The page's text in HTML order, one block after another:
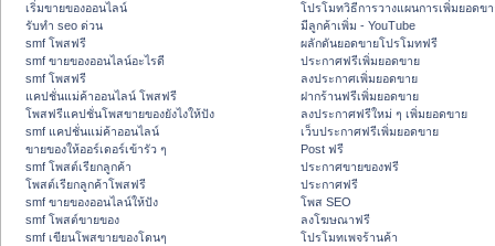
เริ่มขายของออนไลน์
รับทำ seo ด่วน
smf โพสฟรี
smf ขายของออนไลน์อะไรดี
smf โพสฟรี
แคปชั่นแม่ค้าออนไลน์ โพสฟรี
โพสฟรีแคปชั่นโพสขายของยังไงให้ปัง
smf แคปชั่นแม่ค้าออนไลน์
ขายของให้ออร์เดอร์เข้ารัว ๆ
smf โพสต์เรียกลูกค้า
โพสต์เรียกลูกค้าโพสฟรี
smf ขายของออนไลน์ให้ปัง
smf โพสต์ขายของ
smf เขียนโพสขายของโดนๆ
โปรโมทวิธีการวางแผนการเพิ่มยอดข
มีลูกค้าเพิ่ม - YouTube
ผลักดันยอดขายโปรโมทฟรี
ประกาศฟรีเพิ่มยอดขาย
ลงประกาศเพิ่มยอดขาย
ฝากร้านฟรีเพิ่มยอดขาย
ลงประกาศฟรีใหม่ ๆ เพิ่มยอดขาย
เว็บประกาศฟรีเพิ่มยอดขาย
Post ฟรี
ประกาศขายของฟรี
ประกาศฟรี
โพส SEO
ลงโฆษณาฟรี
โปรโมทเพจร้านค้า